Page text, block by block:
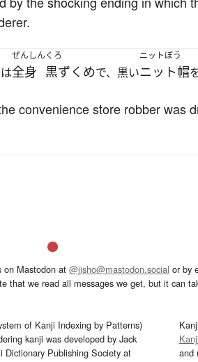
ぜんしん
全身
くろ
黒ずくめで、黒い
ニットぼう
ニット帽
convenience store robber was
on Mastodon at @jisho@mastodon.social or by
that we read all messages we get, but it can
of Kanji Indexing by Patterns)
kanji was developed by Jack
Dictionary Publishing Society at
and